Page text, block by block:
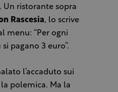
ristorante sopra
Rascesia, lo scrive
menu: “Per ogni
pagano 3 euro”.
l’accaduto sui
polemica. Ma la